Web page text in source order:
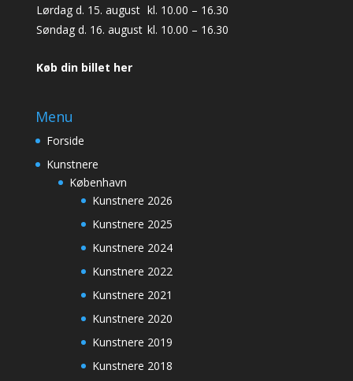
Lørdag d. 15. august kl. 10.00 – 16.30
Søndag d. 16. august kl. 10.00 – 16.30
Køb din billet her
Menu
Forside
Kunstnere
København
Kunstnere 2026
Kunstnere 2025
Kunstnere 2024
Kunstnere 2022
Kunstnere 2021
Kunstnere 2020
Kunstnere 2019
Kunstnere 2018